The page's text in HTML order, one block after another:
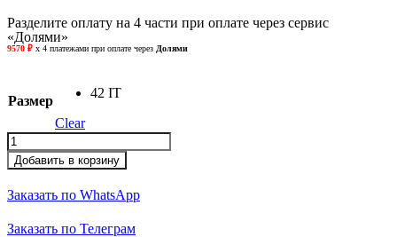
Разделите оплату на 4 части при оплате через сервис
«Долями»
Размер
42 IT
Clear
Платье
quantity
Добавить в корзину
Заказать по WhatsApp
Заказать по Телеграм